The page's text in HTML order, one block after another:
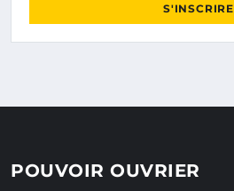
S'INSCRIRE
POUVOIR OUVRIER